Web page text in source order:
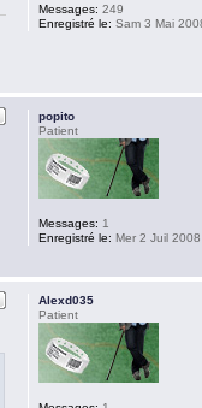
Messages: 249
Enregistré le: Sam 3 Mai
popito
Patient
Messages: 1
Enregistré le: Mer 2 Juil
Alexd035
Patient